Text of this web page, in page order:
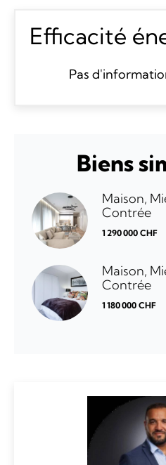
Efficacité
Pas
Biens
Maison,
Contrée
1 290 000 CHF
Maison,
Contrée
1 180 000 CHF